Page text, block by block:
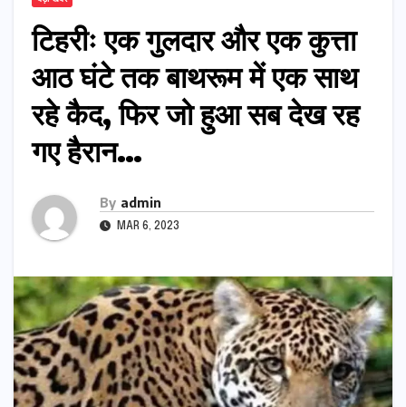
टिहरीः एक गुलदार और एक कुत्ता
आठ घंटे तक बाथरूम में एक साथ
रहे कैद, फिर जो हुआ सब देख रह
गए हैरान…
By admin
MAR 6, 2023